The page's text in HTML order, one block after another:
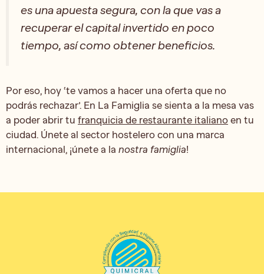
es una apuesta segura, con la que vas a
recuperar el capital invertido en poco
tiempo, así como obtener beneficios.
Por eso, hoy ‘te vamos a hacer una oferta que no
podrás rechazar’. En La Famiglia se sienta a la mesa vas
a poder abrir tu franquicia de restaurante italiano en tu
ciudad. Únete al sector hostelero con una marca
internacional, ¡únete a la nostra famiglia!